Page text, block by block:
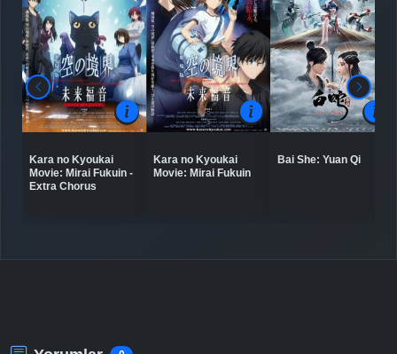
Bölüm No: 8 Detaylar İzle
Bölüm No: 9 Detaylar İzle
Bölüm No: 10 Detaylar
Kara no Kyoukai
Movie: Mirai Fukuin -
Extra Chorus
Kara no Kyoukai
Movie: Mirai Fukuin
Bai She: Yuan Qi